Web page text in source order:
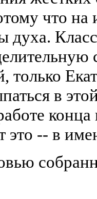
что на
духа.
только
в
это -- в